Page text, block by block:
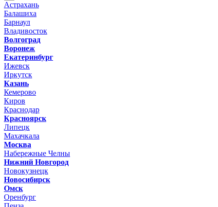
Астрахань
Балашиха
Барнаул
Владивосток
Волгоград
Воронеж
Екатеринбург
Ижевск
Иркутск
Казань
Кемерово
Киров
Краснодар
Красноярск
Липецк
Махачкала
Москва
Набережные Челны
Нижний Новгород
Новокузнецк
Новосибирск
Омск
Оренбург